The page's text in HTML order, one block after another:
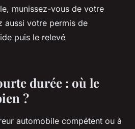
munissez-vous de votre
aussi votre permis de
puis le relevé
durée : où le
?
automobile compétent ou à